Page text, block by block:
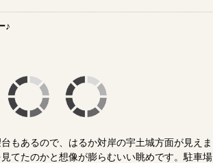
♪
もあるので、はるか対岸の宇土城方面が見えま
てたのかと想像が膨らむいい眺めです。駐車場